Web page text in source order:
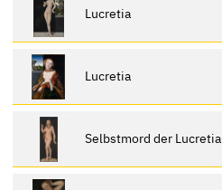
Lucretia
Lucretia
Selbstmord der Lucretia